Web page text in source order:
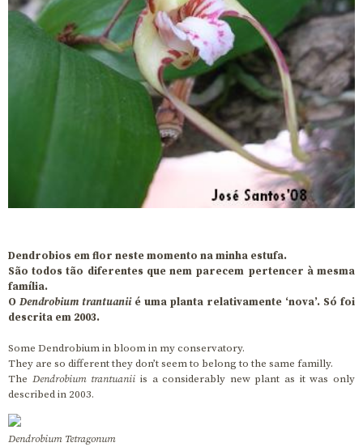
Dendrobios em flor neste momento na minha estufa.
São todos tão diferentes que nem parecem pertencer à mesma
família.
O Dendrobium trantuaniié uma planta relativamente ‘nova’. Só foi
descrita em 2003.
Some Dendrobium in bloom in my conservatory.
They are so different they don’t seem to belong to the same familly.
The Dendrobium trantuanii is a considerably new plant as it was only
described in 2003.
Dendrobium Tetragonum